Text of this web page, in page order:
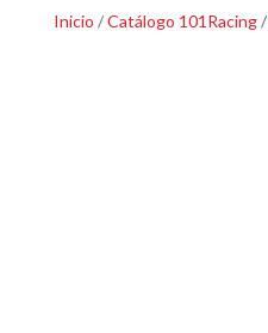
Inicio /Catálogo 101Racing/